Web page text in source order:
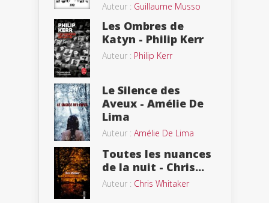
Auteur : Guillaume Musso
Les Ombres de
Katyn - Philip Kerr
Auteur : Philip Kerr
Le Silence des
Aveux - Amélie De
Lima
Auteur : Amélie De Lima
Toutes les nuances
de la nuit - Chris...
Auteur : Chris Whitaker